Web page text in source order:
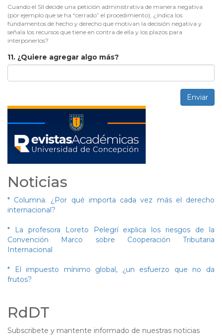
Cuando el SII decide una petición administrativa de manera negativa
(por ejemplo que se ha “cerrado” el procedimiento), ¿indica los
fundamentos de hecho y derecho que motivan la decisión negativa y
señala los recursos que tiene en contra de ella y los plazos para
interponerlos?
11. ¿Quiere agregar algo más?
Enviar
Noticias
* Columna. ¿Por qué importa cada vez más el derecho
internacional?
* La profesora Loreto Pelegrí explica los riesgos de la
Convención Marco sobre Cooperación Tributaria
Internacional
* El impuesto mínimo global, ¿un esfuerzo que no da
frutos?
RdDT
Subscribete y mantente informado de nuestras noticias